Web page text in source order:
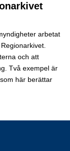
arbetat
och att
Två exempel är
här berättar